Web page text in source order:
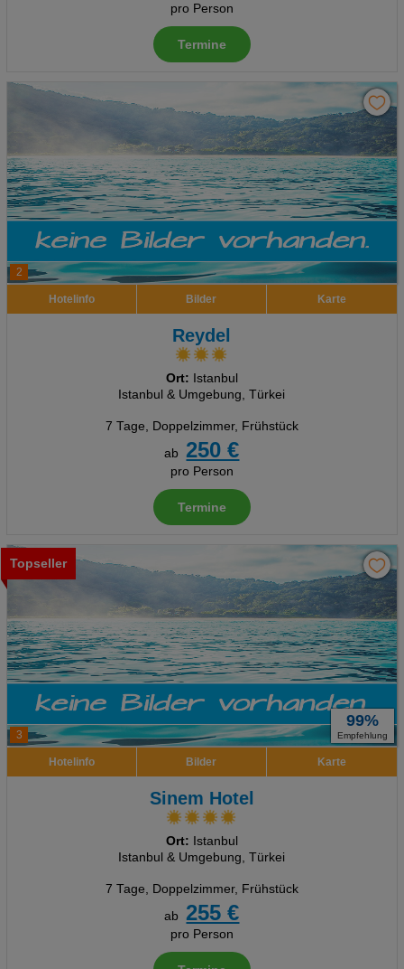
pro Person
Termine
2
Hotelinfo Bilder Karte
Reydel
Ort: Istanbul
Istanbul & Umgebung, Türkei
7 Tage, Doppelzimmer, Frühstück
ab
250 €
pro Person
Termine
3
Topseller
99%
Empfehlung
Hotelinfo Bilder Karte
Sinem Hotel
Ort: Istanbul
Istanbul & Umgebung, Türkei
7 Tage, Doppelzimmer, Frühstück
ab
255 €
pro Person